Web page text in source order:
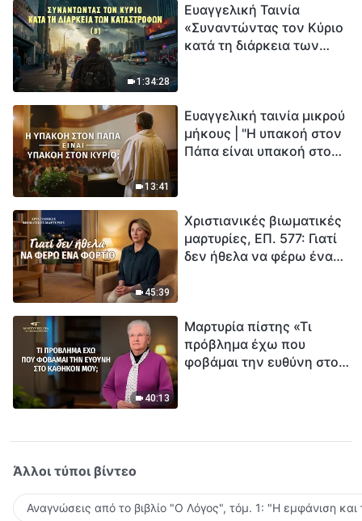
1:34:28
Ευαγγελική Ταινία
«Συναντώντας τον Κύριο
κατά τη διάρκεια των
εξαφάνισης». Οι
καταστροφές χτυπούν.
Ξεκινά η αντίστροφη
13:41
Ευαγγελική ταινία μικρού
μήκους | "Η υπακοή στον
Πάπα είναι υπακοή στον
45:39
Χριστιανικές βιωματικές
μαρτυρίες, ΕΠ. 577: Γιατί
δεν ήθελα να φέρω ένα
40:13
Μαρτυρία πίστης «Τι
πρόβλημα έχω που
φοβάμαι την ευθύνη στο
Άλλοι τύποι βίντεο
Αναγνώσεις από το βιβλίο "Ο Λόγος", τόμ. 1: "Η εμφάνιση